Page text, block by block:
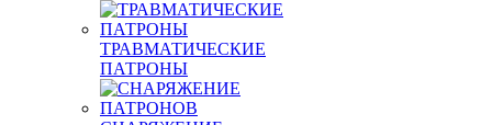
ТРАВМАТИЧЕСКИЕ
ПАТРОНЫ